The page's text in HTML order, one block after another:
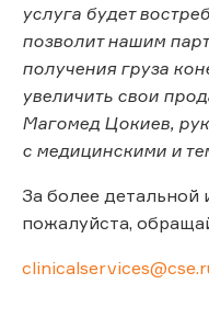
услуга будет
позволит нашим
получения груза
увеличить свои
Магомед Цокиев,
с медицинскими и
За более детальной
пожалуйста,